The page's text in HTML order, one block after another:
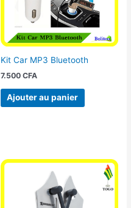
Kit Car MP3 Bluetooth
7.500 CFA
Ajouter au panier